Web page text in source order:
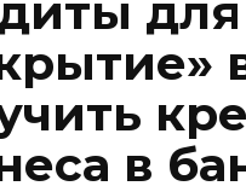
для
в